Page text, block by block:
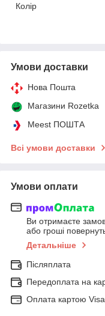
Колір
Умови доставки
Нова Пошта
Магазини Rozetka
Meest ПОШТА
Всі умови доставки
Умови оплати
Ви отримаєте
або гроші
Детальніше
Післяплата
Передоплата на
Оплата картою